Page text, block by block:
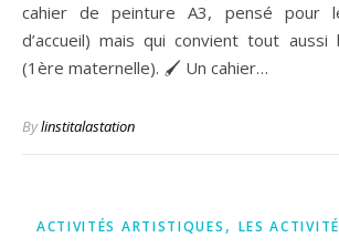
cahier de peinture A3, pensé pour
d’accueil) mais qui convient tout
(1ère maternelle). 🖌️ Un cahier…
Bylinstitalastation
ACTIVITÉS ARTISTIQUES , LES